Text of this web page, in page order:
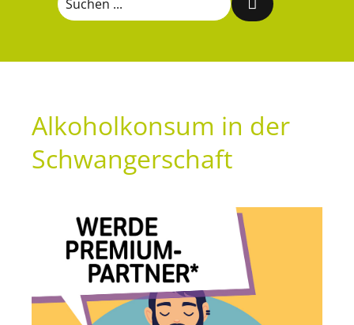
Alkoholkonsum in der
Schwanger­schaft